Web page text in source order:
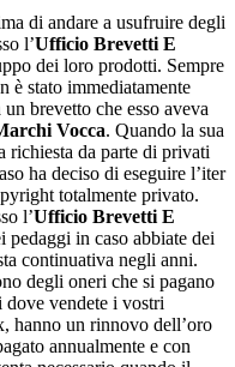
di andare a usufruire degli
l’Ufficio Brevetti E
dei loro prodotti. Sempre
è stato immediatamente
brevetto che esso aveva
Vocca. Quando la sua
richiesta da parte di privati
ha deciso di eseguire l’iter
totalmente privato.
l’Ufficio Brevetti E
pedaggi in caso abbiate dei
continuativa negli anni.
degli oneri che si pagano
vendete i vostri
hanno un rinnovo dell’oro
annualmente e con